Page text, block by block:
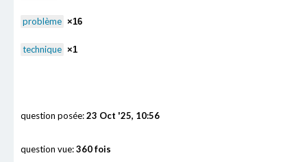
problème ×16
technique ×1
question posée:23 Oct '25, 10:56
question vue:360 fois